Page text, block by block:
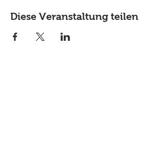
Diese Veranstaltung teilen